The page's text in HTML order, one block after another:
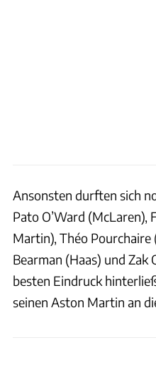
Ansonsten durften sich
Pato O’Ward (McLaren),
Martin), Théo Pourchaire
Bearman (Haas) und Zak
besten Eindruck
seinen Aston Martin an